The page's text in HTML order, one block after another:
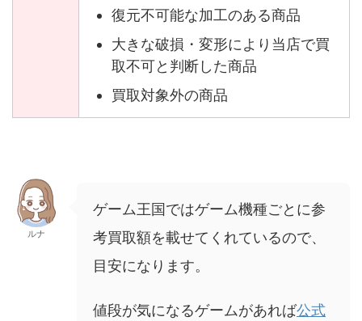
復元不可能な加工のある商品
大きな破損・変形により当店で買
取不可と判断した商品
買取対象外の商品
ルナ
ゲーム王国ではゲーム機種ごとに参
考買取額を載せてくれているので、
目安になります。
値段が気になるゲームがあれば公式